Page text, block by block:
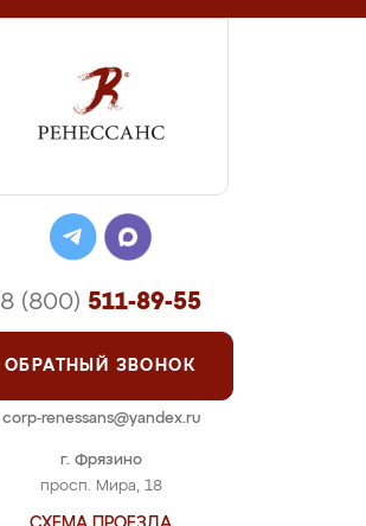
г. Фрязино
просп. Мира, 18
8 (800) 511-89-55
ОБРАТНЫЙ ЗВОНОК
corp-renessans@yandex.ru